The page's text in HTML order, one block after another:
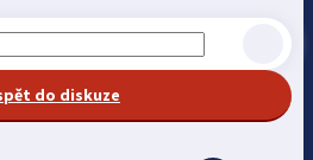
do diskuze